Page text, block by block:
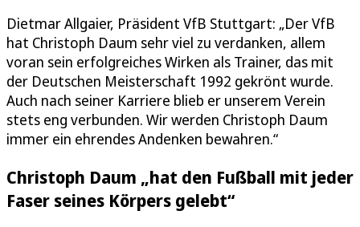
Dietmar Allgaier, Präsident VfB Stuttgart: „Der VfB
hat Christoph Daum sehr viel zu verdanken, allem
voran sein erfolgreiches Wirken als Trainer, das mit
der Deutschen Meisterschaft 1992 gekrönt wurde.
Auch nach seiner Karriere blieb er unserem Verein
stets eng verbunden. Wir werden Christoph Daum
immer ein ehrendes Andenken bewahren.“
Christoph Daum „hat den Fußball mit jeder
Faser seines Körpers gelebt“